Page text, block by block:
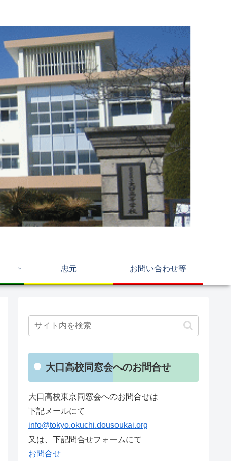
忠元 お問い合わせ等
大口高校同窓会へのお問合せ
大口高校東京同窓会へのお問合せは
下記メールにて
info@tokyo.okuchi.dousoukai.org
又は、下記問合せフォームにて
お問合せ